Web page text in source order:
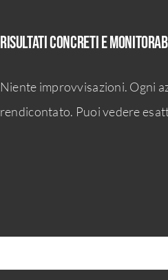
Risultati concreti e
Niente improvvisazioni. Ogni
rendicontato. Puoi vedere